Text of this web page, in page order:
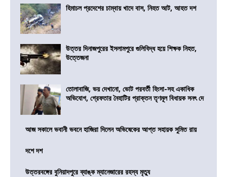
হিমাচল প্রদেশের চাম্বায় খাদে বাস, নিহত আট, আহত দশ
উত্তর দিনাজপুরের ইসলামপুরে গুলিবিদ্ধ হয়ে শিক্ষক নিহত,
উত্তেজনা
তোলাবাজি, ভয় দেখানো, ভোট পরবর্তী হিংসা-সহ একাধিক
অভিযোগ, গ্রেফতার নৈহাটির প্রাক্তন তৃণমূল বিধায়ক সনৎ দে
আজ সকালে ভবানী ভবনে হাজিরা দিলেন অভিষেকের আপ্ত সহায়ক সুমিত রায়
দশে দশ
উত্তরবঙ্গের বুনিয়াদপুরে ব্যাঙ্ক ম্যানেজারের রহস্য মৃত্যু